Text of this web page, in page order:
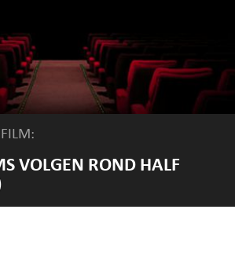
VOLGEN ROND HALF